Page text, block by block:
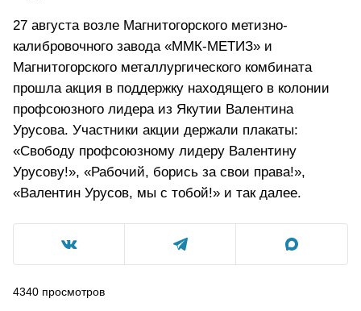
27 августа возле Магнитогорского метизно-
калибровочного завода «ММК-МЕТИЗ» и
Магнитогорского металлургического комбината
прошла акция в поддержку находящего в колонии
профсоюзного лидера из Якутии Валентина
Урусова. Участники акции держали плакаты:
«Свободу профсоюзному лидеру Валентину
Урусову!», «Рабочий, борись за свои права!»,
«Валентин Урусов, мы с тобой!» и так далее.
4340 просмотров